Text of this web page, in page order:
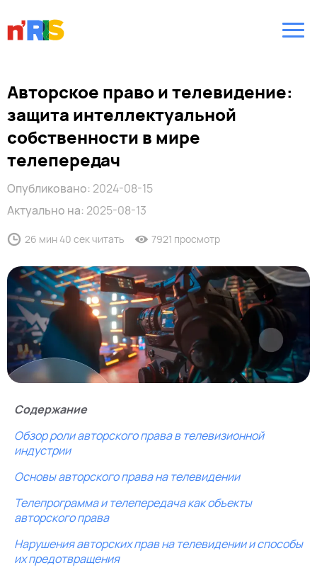
Авторское право и телевидение:
защита интеллектуальной
собственности в мире
телепередач
Опубликовано: 2024-08-15
Актуально на: 2025-08-13
26 мин 40 сек читать 7921 просмотр
Содержание
Обзор роли авторского права в телевизионной
индустрии
Основы авторского права на телевидении
Телепрограмма и телепередача как объекты
авторского права
Нарушения авторских прав на телевидении и способы
их предотвращения